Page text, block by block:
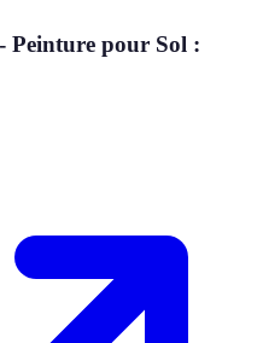
Peinture pour Sol :